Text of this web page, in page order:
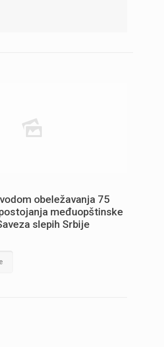
obeležavanja 75
međuopštinske
slepih Srbije